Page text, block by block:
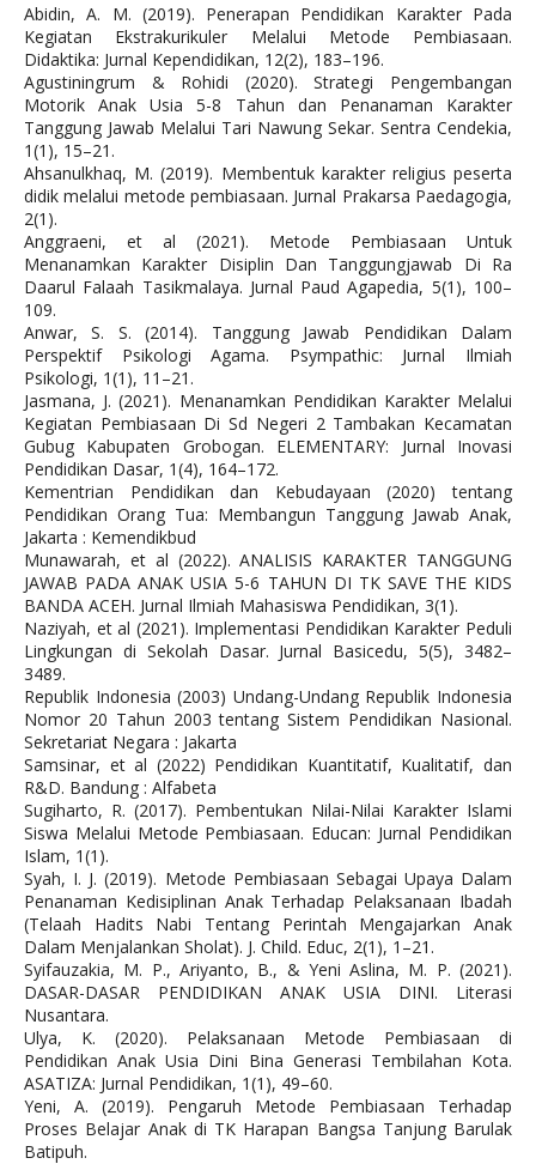
Abidin, A. M. (2019). Penerapan Pendidikan Karakter Pada
Kegiatan Ekstrakurikuler Melalui Metode Pembiasaan.
Didaktika: Jurnal Kependidikan, 12(2), 183–196.
Agustiningrum & Rohidi (2020). Strategi Pengembangan
Motorik Anak Usia 5-8 Tahun dan Penanaman Karakter
Tanggung Jawab Melalui Tari Nawung Sekar. Sentra Cendekia,
1(1), 15–21.
Ahsanulkhaq, M. (2019). Membentuk karakter religius peserta
didik melalui metode pembiasaan. Jurnal Prakarsa Paedagogia,
2(1).
Anggraeni, et al (2021). Metode Pembiasaan Untuk
Menanamkan Karakter Disiplin Dan Tanggungjawab Di Ra
Daarul Falaah Tasikmalaya. Jurnal Paud Agapedia, 5(1), 100–
109.
Anwar, S. S. (2014). Tanggung Jawab Pendidikan Dalam
Perspektif Psikologi Agama. Psympathic: Jurnal Ilmiah
Psikologi, 1(1), 11–21.
Jasmana, J. (2021). Menanamkan Pendidikan Karakter Melalui
Kegiatan Pembiasaan Di Sd Negeri 2 Tambakan Kecamatan
Gubug Kabupaten Grobogan. ELEMENTARY: Jurnal Inovasi
Pendidikan Dasar, 1(4), 164–172.
Kementrian Pendidikan dan Kebudayaan (2020) tentang
Pendidikan Orang Tua: Membangun Tanggung Jawab Anak,
Jakarta : Kemendikbud
Munawarah, et al (2022). ANALISIS KARAKTER TANGGUNG
JAWAB PADA ANAK USIA 5-6 TAHUN DI TK SAVE THE KIDS
BANDA ACEH. Jurnal Ilmiah Mahasiswa Pendidikan, 3(1).
Naziyah, et al (2021). Implementasi Pendidikan Karakter Peduli
Lingkungan di Sekolah Dasar. Jurnal Basicedu, 5(5), 3482–
3489.
Republik Indonesia (2003) Undang-Undang Republik Indonesia
Nomor 20 Tahun 2003 tentang Sistem Pendidikan Nasional.
Sekretariat Negara : Jakarta
Samsinar, et al (2022) Pendidikan Kuantitatif, Kualitatif, dan
R&D. Bandung : Alfabeta
Sugiharto, R. (2017). Pembentukan Nilai-Nilai Karakter Islami
Siswa Melalui Metode Pembiasaan. Educan: Jurnal Pendidikan
Islam, 1(1).
Syah, I. J. (2019). Metode Pembiasaan Sebagai Upaya Dalam
Penanaman Kedisiplinan Anak Terhadap Pelaksanaan Ibadah
(Telaah Hadits Nabi Tentang Perintah Mengajarkan Anak
Dalam Menjalankan Sholat). J. Child. Educ, 2(1), 1–21.
Syifauzakia, M. P., Ariyanto, B., & Yeni Aslina, M. P. (2021).
DASAR-DASAR PENDIDIKAN ANAK USIA DINI. Literasi
Nusantara.
Ulya, K. (2020). Pelaksanaan Metode Pembiasaan di
Pendidikan Anak Usia Dini Bina Generasi Tembilahan Kota.
ASATIZA: Jurnal Pendidikan, 1(1), 49–60.
Yeni, A. (2019). Pengaruh Metode Pembiasaan Terhadap
Proses Belajar Anak di TK Harapan Bangsa Tanjung Barulak
Batipuh.